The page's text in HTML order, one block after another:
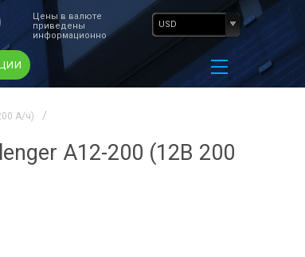
Цены в валюте
приведены
информационно
USD
А/ч)
A12-200 (12В 200